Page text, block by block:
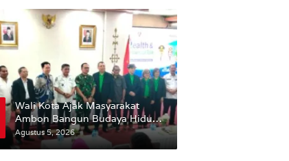
Wali Kota Ajak Masyarakat
Ambon Bangun Budaya Hidup
Sehat
Agustus 5, 2026